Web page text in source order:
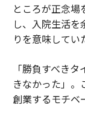
ところが正念
し、入院生活
りを意味してい
「勝負すべき
きなかった」。
創業するモチベ